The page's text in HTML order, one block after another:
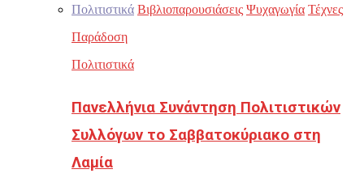
Πολιτιστικά Βιβλιοπαρουσιάσεις Ψυχαγωγία Τέχνες
Παράδοση
Πολιτιστικά
Πανελλήνια Συνάντηση Πολιτιστικών
Συλλόγων το Σαββατοκύριακο στη
Λαμία